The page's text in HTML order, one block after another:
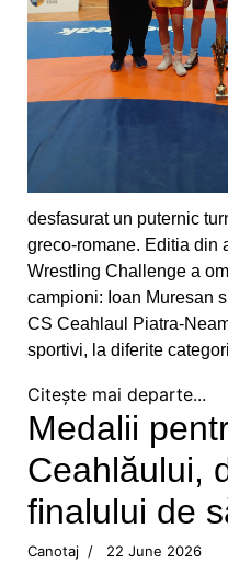
Obiectiv de
CS Ceahlăul
Campionatul de
Cooptați la
Medalii pentru CS
Mondiale
Oaspete din
Canotorii CS
podium la
desfasurat un puternic
greco-romane. Editia din
Wrestling Challenge a
campioni: Ioan Muresan
CS Ceahlaul Piatra-
sportivi, la diferite
Citește mai departe...
Medalii
Ceahlăului,
finalului de
Canotaj 22 June 2026